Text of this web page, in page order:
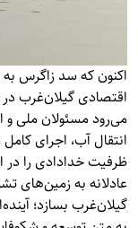
اکنون که سد زاگرس
اقتصادی گیلان‌غرب
می‌رود مسئولان ملی و
انتقال آب، اجرای
ظرفیت خدادادی را در
عادلانه به زمین‌های
گیلان‌غرب بسازد؛